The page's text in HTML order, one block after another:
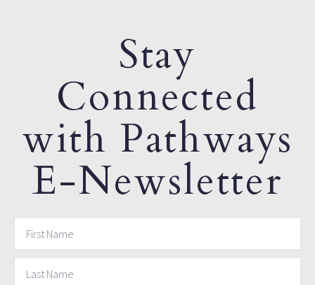
Stay
Connected
with Pathways
E-Newsletter